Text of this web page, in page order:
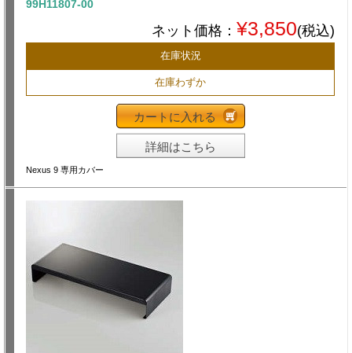
99H11807-00
ネット価格： ¥3,850(税込)
在庫状況
在庫わずか
カートに入れる
詳細はこちら
Nexus 9 専用カバー